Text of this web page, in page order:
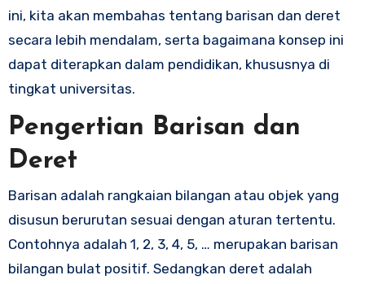
ini, kita akan membahas tentang barisan dan deret
secara lebih mendalam, serta bagaimana konsep ini
dapat diterapkan dalam pendidikan, khususnya di
tingkat universitas.
Pengertian Barisan dan
Deret
Barisan adalah rangkaian bilangan atau objek yang
disusun berurutan sesuai dengan aturan tertentu.
Contohnya adalah 1, 2, 3, 4, 5, … merupakan barisan
bilangan bulat positif. Sedangkan deret adalah